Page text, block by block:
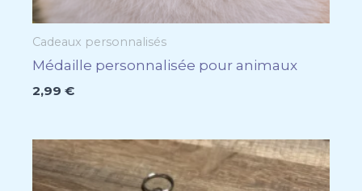
Cadeaux personnalisés
Médaille personnalisée pour animaux
2,99 €